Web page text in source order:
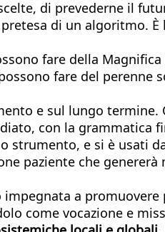
di prevederne il
di un algoritmo.
fare della
fare del perenne
e sul lungo
con la grammatica
strumento, e si è usati
paziente che
a
come vocazione e